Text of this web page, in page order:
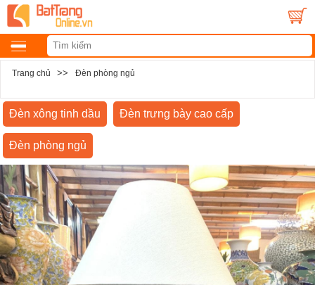
Trang chủ >> Đèn phòng ngủ
Đèn xông tinh dầu Đèn trưng bày cao cấp
Đèn phòng ngủ